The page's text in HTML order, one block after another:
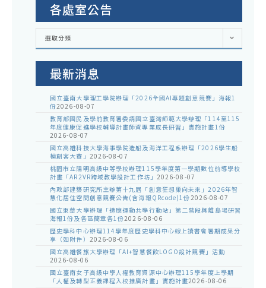
各處室公告
各
室
選取分類
最新消息
國立臺南大學理工學院辦理「2026全國AI專題創意競賽」海報1
份2026-08-07
教育部國民及學前教育署委請國立臺灣師範大學辦理「114至115
年度健康促進學校輔導計畫師資專業成長研習」實施計畫1份
2026-08-07
國立高雄科技大學海事學院造船及海洋工程系辦理「2026學生船
模創客大賽」 2026-08-07
桃園市立陽明高級中等學校辦理115學年度第一學期數位前導學校
計畫「AR2VR跨域教學設計工作坊」 2026-08-07
內政部建築研究所主辦第十九屆「創意狂想巢向未來」2026年智
慧化居住空間創意競賽公告(含海報QRcode)1份2026-08-07
國立東華大學辦理「適應運動共學行動站」第二階段與離島場研習
海報1份及各區簡章各1份2026-08-06
歷史學科中心辦理114學年度歷史學科中心線上讀書會暑期成果分
享（如附件） 2026-08-06
國立高雄餐旅大學辦理「AI+智慧餐飲LOGO設計競賽」活動
2026-08-06
國立臺南女子高級中學人權教育資源中心辦理115學年度上學期
「人權及轉型正義課程入校推廣計畫」實施計畫2026-08-06